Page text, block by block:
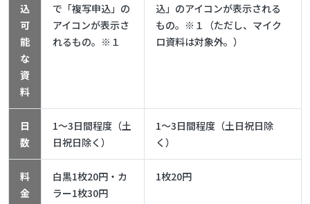
込
可
能
な
資
料
で「複写申込」の
アイコンが表示さ
れるもの。※１
込」のアイコンが表示される
もの。※１（ただし、マイク
ロ資料は対象外。）
日
数
1～3日間程度（土
日祝日除く）
1～3日間程度（土日祝日除
く）
料
金
白黒1枚20円・カ
ラー1枚30円
1枚20円